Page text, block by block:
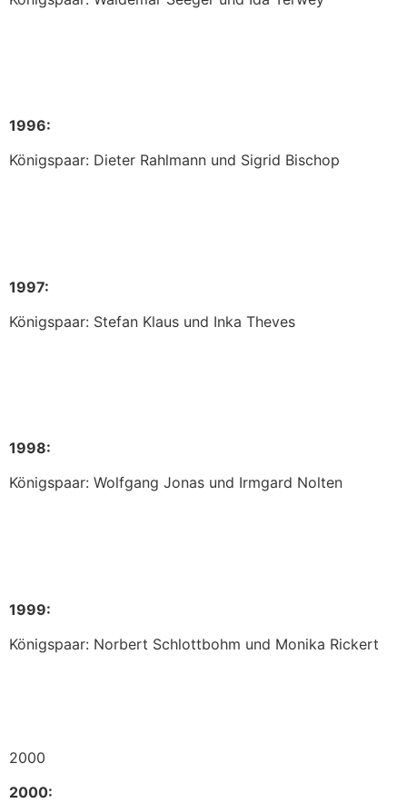
1996:
Königspaar: Dieter Rahlmann und Sigrid Bischop
1997:
Königspaar: Stefan Klaus und Inka Theves
1998:
Königspaar: Wolfgang Jonas und Irmgard Nolten
1999:
Königspaar: Norbert Schlottbohm und Monika Rickert
2000
2000: